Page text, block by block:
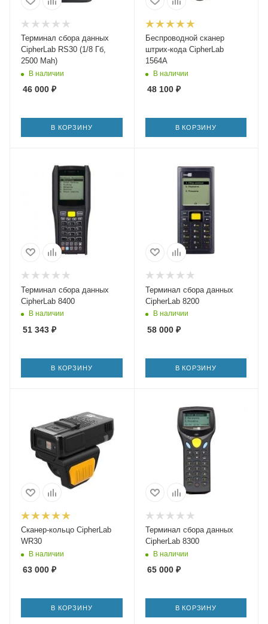
Терминал сбора данных
CipherLab RS30 (1/8 Гб,
2500 Mah)
В наличии
46 000 ₽
В КОРЗИНУ
Беспроводной сканер
штрих-кода CipherLab
1564A
В наличии
48 100₽
В КОРЗИНУ
Терминал сбора данных
CipherLab 8400
В наличии
51 343 ₽
В КОРЗИНУ
Терминал сбора данных
CipherLab 8200
В наличии
58 000₽
В КОРЗИНУ
Сканер-кольцо CipherLab
WR30
В наличии
63 000 ₽
В КОРЗИНУ
Терминал сбора данных
CipherLab 8300
В наличии
65 000₽
В КОРЗИНУ